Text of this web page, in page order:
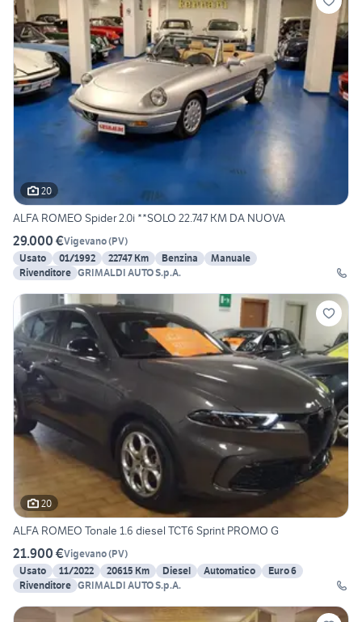
20
ALFA ROMEO Spider 2.0i **SOLO 22.747 KM DA NUOVA
29.000 €Vigevano(PV)
Usato
01/1992 22747 Km Benzina
Manuale
Rivenditore GRIMALDI AUTO S.p.A.
20
ALFA ROMEO Tonale 1.6 diesel TCT6 Sprint PROMO G
21.900 €Vigevano(PV)
Usato
11/2022 20615 Km Diesel Automatico
Euro 6
Rivenditore GRIMALDI AUTO S.p.A.